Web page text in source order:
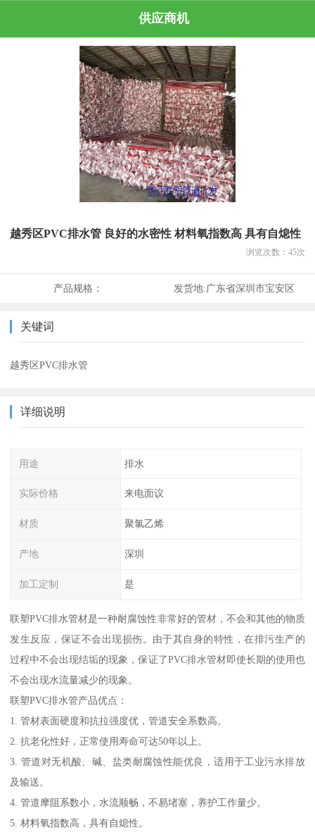
供应商机
越秀区PVC排水管 良好的水密性 材料氧指数高 具有自熄性
浏览次数： 45次
产品规格： 发货地:广东省深圳市宝安区
关键词
越秀区PVC排水管
详细说明
用途 排水
实际价格 来电面议
材质 聚氯乙烯
产地 深圳
加工定制 是
联塑PVC排水管材是一种耐腐蚀性非常好的管材，不会和其他的物质
发生反应，保证不会出现损伤。由于其自身的特性，在排污生产的
过程中不会出现结垢的现象，保证了PVC排水管材即使长期的使用也
不会出现水流量减少的现象。
联塑PVC排水管产品优点：
1. 管材表面硬度和抗拉强度优，管道安全系数高。
2. 抗老化性好，正常使用寿命可达50年以上。
3. 管道对无机酸、碱、盐类耐腐蚀性能优良，适用于工业污水排放
及输送。
4. 管道摩阻系数小，水流顺畅，不易堵塞，养护工作量少。
5. 材料氧指数高，具有自熄性。